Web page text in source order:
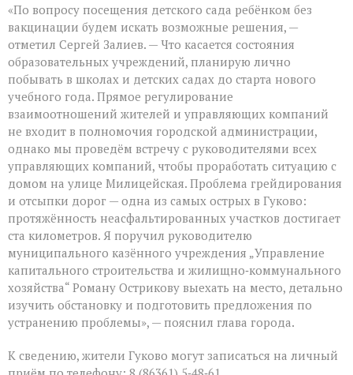
«По вопросу посещения детского сада ребёнком без
вакцинации будем искать возможные решения, —
отметил Сергей Залиев. — Что касается состояния
образовательных учреждений, планирую лично
побывать в школах и детских садах до старта нового
учебного года. Прямое регулирование
взаимоотношений жителей и управляющих компаний
не входит в полномочия городской администрации,
однако мы проведём встречу с руководителями всех
управляющих компаний, чтобы проработать ситуацию с
домом на улице Милицейская. Проблема грейдирования
и отсыпки дорог — одна из самых острых в Гуково:
протяжённость неасфальтированных участков достигает
ста километров. Я поручил руководителю
муниципального казённого учреждения „Управление
капитального строительства и жилищно‑коммунального
хозяйства“ Роману Острикову выехать на место, детально
изучить обстановку и подготовить предложения по
устранению проблемы», — пояснил глава города.
К сведению, жители Гуково могут записаться на личный